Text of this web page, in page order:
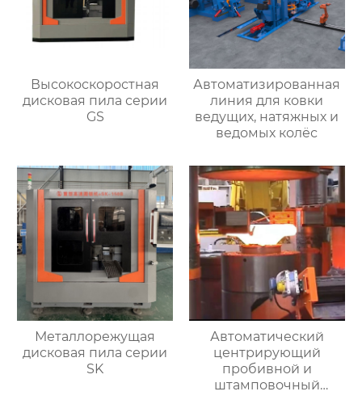
Высокоскоростная
дисковая пила серии
GS
Автоматизированная
линия для ковки
ведущих, натяжных и
ведомых колёс
Металлорежущая
дисковая пила серии
SK
Автоматический
центрирующий
пробивной и
штамповочный